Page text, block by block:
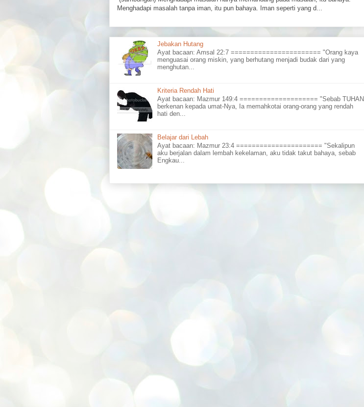
Menghadapi masalah tanpa iman, itu pun bahaya. Iman seperti yang d...
Jebakan Hutang
Ayat bacaan: Amsal 22:7 ======================= "Orang kaya
menguasai orang miskin, yang berhutang menjadi budak dari yang
menghutan...
Kriteria Rendah Hati
Ayat bacaan: Mazmur 149:4 ==================== "Sebab TUHAN
berkenan kepada umat-Nya, Ia memahkotai orang-orang yang rendah
hati den...
Belajar dari Lebah
Ayat bacaan: Mazmur 23:4 ====================== "Sekalipun
aku berjalan dalam lembah kekelaman, aku tidak takut bahaya, sebab
Engkau...